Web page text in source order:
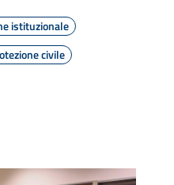
istituzionale
civile